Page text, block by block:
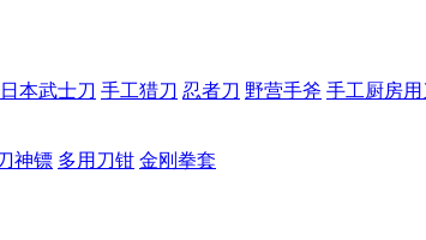
日本武士刀 手工猎刀 忍者刀 野营手斧 手工厨房用
神镖 多用刀钳 金刚拳套